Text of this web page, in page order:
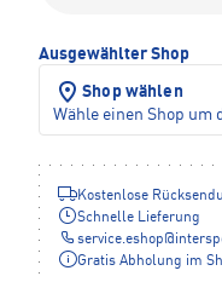
Ausgewählter Shop
Shop wählen
Wähle einen Shop um
Kostenlose
Schnelle Lieferung
service.eshop@
Gratis Abholung im